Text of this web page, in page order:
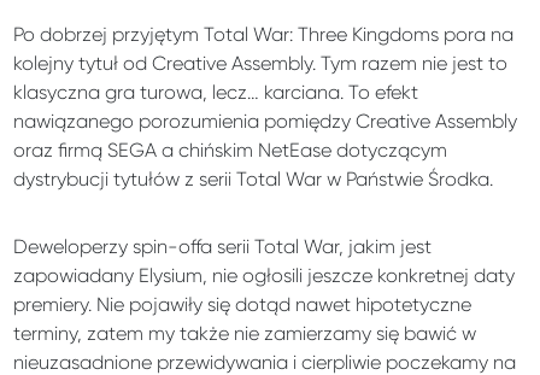
Po dobrzej przyjętym Total War: Three Kingdoms pora na
kolejny tytuł od Creative Assembly. Tym razem nie jest to
klasyczna gra turowa, lecz… karciana. To efekt
nawiązanego porozumienia pomiędzy Creative Assembly
oraz firmą SEGA a chińskim NetEase dotyczącym
dystrybucji tytułów z serii Total War w Państwie Środka.
Deweloperzy spin-offa serii Total War, jakim jest
zapowiadany Elysium, nie ogłosili jeszcze konkretnej daty
premiery. Nie pojawiły się dotąd nawet hipotetyczne
terminy, zatem my także nie zamierzamy się bawić w
nieuzasadnione przewidywania i cierpliwie poczekamy na